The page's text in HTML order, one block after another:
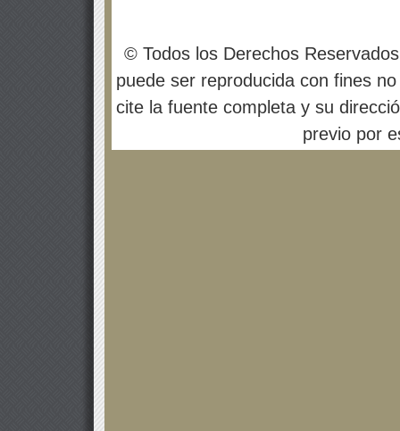
© Todos los Derechos
puede ser reproducida con fines
cite la fuente completa y su
previo por